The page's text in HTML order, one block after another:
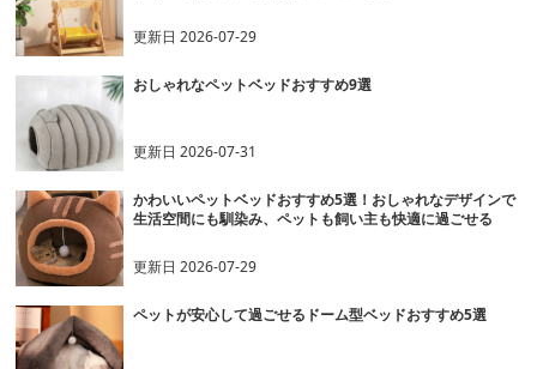
更新日2026-07-29
おしゃれなペットベッドおすすめ9選
更新日2026-07-31
かわいいペットベッドおすすめ5選！おしゃれなデザインで
生活空間にも馴染み、ペットも飼い主も快適に過ごせる
更新日2026-07-29
ペットが安心して過ごせるドーム型ベッドおすすめ5選